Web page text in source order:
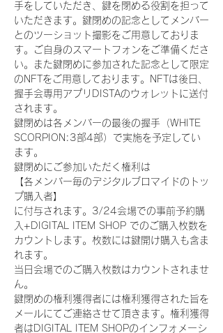
手をしていただき、鍵を閉める役割を担って
いただきます。鍵閉めの記念としてメンバー
とのツーショット撮影をご用意しておりま
す。ご自身のスマートフォンをご準備くださ
い。また鍵閉めに参加された記念として限定
のNFTをご用意しております。NFTは後日、
握手会専用アプリDISTAのウォレットに送付
されます。
鍵閉めは各メンバーの最後の握手（WHITE
SCORPION:3部4部）で実施を予定してい
ます。
鍵閉めにご参加いただく権利は
【各メンバー毎のデジタルブロマイドのトッ
プ購入者】
に付与されます。3/24会場での事前予約購
入+DIGITAL ITEM SHOP でのご購入枚数を
カウントします。枚数には鍵開け購入も含ま
れます。
当日会場でのご購入枚数はカウントされませ
ん。
鍵閉めの権利獲得者には権利獲得された旨を
メールにてご連絡させて頂きます。権利獲得
者はDIGITAL ITEM SHOPのインフォメーシ